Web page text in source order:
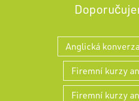
Anglická
Firemní kurzy
Firemní kurzy